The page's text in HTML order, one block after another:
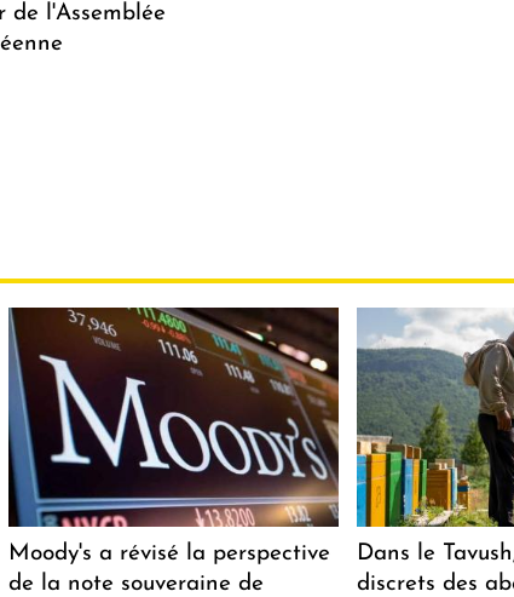
de l'Assemblée
Moody's a révisé la perspective
de la note souveraine de
Dans le
discrets des